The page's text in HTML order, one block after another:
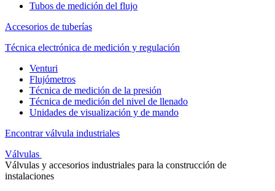
Tubos de medición del flujo
Accesorios de tuberías
Técnica electrónica de medición y regulación
Venturi
Flujómetros
Técnica de medición de la presión
Técnica de medición del nivel de llenado
Unidades de visualización y de mando
Encontrar válvula industriales
Válvulas
Válvulas y accesorios industriales para la construcción de
instalaciones